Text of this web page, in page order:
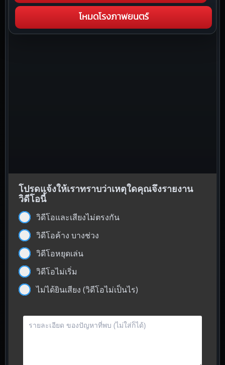
โหมดโรงภาพยนตร์
โปรดแจ้งให้เราทราบว่าเหตุใดคุณจึงรายงาน
วิดีโอนี้
วิดีโอและเสียงไม่ตรงกัน
วิดีโอค้าง บางช่วง
วิดีโอหยุดเล่น
วิดีโอไม่เริ่ม
ไม่ได้ยินเสียง (วิดีโอไม่เป็นไร)